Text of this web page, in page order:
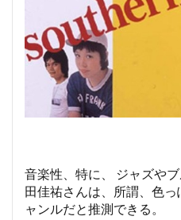
音楽性、特に、 ジャズや
田佳祐さんは、所謂、色
ャンルだと推測できる。